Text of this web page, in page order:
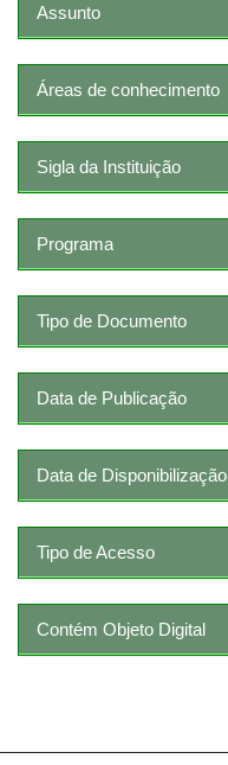
Assunto
Áreas de conhecimento
Sigla da Instituição
Programa
Tipo de Documento
Data de Publicação
Data de Disponibilização
Tipo de Acesso
Contém Objeto Digital